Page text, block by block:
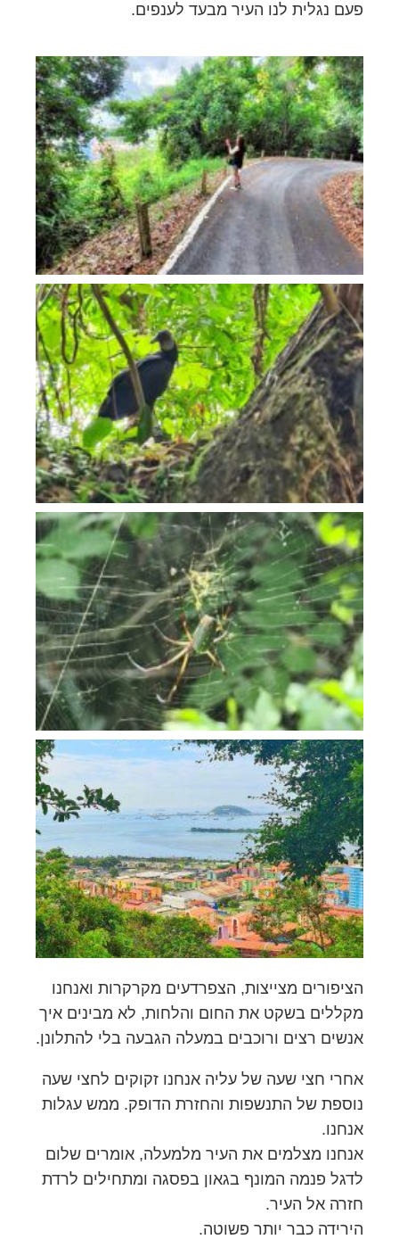
פעם נגלית לנו העיר מבעד לענפים.
הציפורים מצייצות, הצפרדעים מקרקרות ואנחנו
מקללים בשקט את החום והלחות, לא מבינים איך
אנשים רצים ורוכבים במעלה הגבעה בלי להתלונן.
אחרי חצי שעה של עליה אנחנו זקוקים לחצי שעה
נוספת של התנשפות והחזרת הדופק. ממש עגלות
אנחנו.
אנחנו מצלמים את העיר מלמעלה, אומרים שלום
לדגל פנמה המונף בגאון בפסגה ומתחילים לרדת
חזרה אל העיר.
הירידה כבר יותר פשוטה.